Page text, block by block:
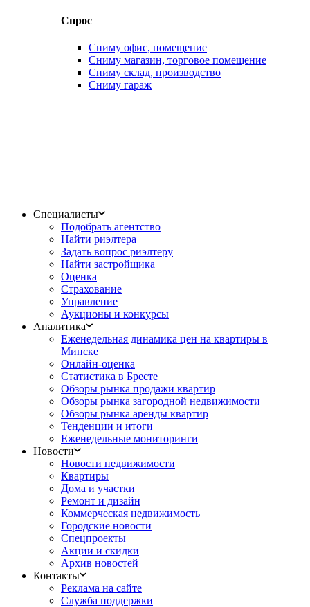
Спрос
Сниму офис, помещение
Сниму магазин, торговое помещение
Сниму склад, производство
Сниму гараж
Специалисты
Подобрать агентство
Найти риэлтера
Задать вопрос риэлтеру
Найти застройщика
Оценка
Страхование
Управление
Аукционы и конкурсы
Аналитика
Еженедельная динамика цен на квартиры в
Минске
Онлайн-оценка
Статистика в Бресте
Обзоры рынка продажи квартир
Обзоры рынка загородной недвижимости
Обзоры рынка аренды квартир
Тенденции и итоги
Еженедельные мониторинги
Новости
Новости недвижимости
Квартиры
Дома и участки
Ремонт и дизайн
Коммерческая недвижимость
Городские новости
Спецпроекты
Акции и скидки
Архив новостей
Контакты
Реклама на сайте
Служба поддержки